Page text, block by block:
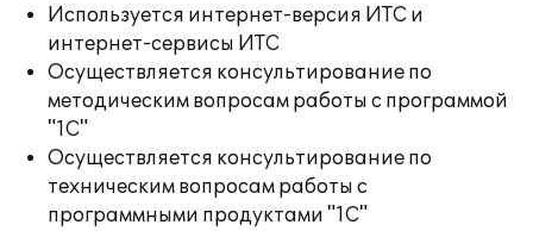
Используется интернет-версия ИТС и
интернет-сервисы ИТС
Осуществляется консультирование по
методическим вопросам работы с программой
"1С"
Осуществляется консультирование по
техническим вопросам работы с
программными продуктами "1С"